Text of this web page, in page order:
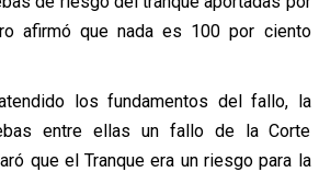
afirmó que nada es 100 por ciento
los fundamentos del fallo, la
entre ellas un fallo de la Corte
que el Tranque era un riesgo para la